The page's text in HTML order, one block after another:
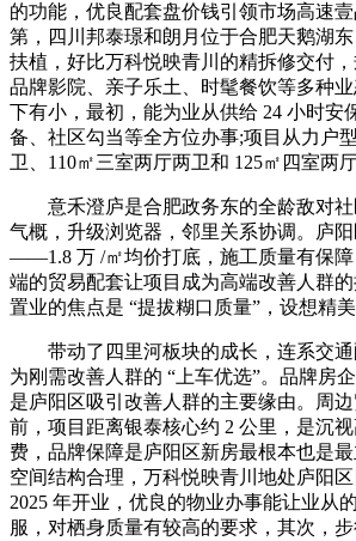
的功能，优良配套盘价钱引领市场高速
第，四川邦泰璟和朗月位于合肥天鹅湖
扶植，好比万科悦映青川的精拆修交付，
品牌影院、亲子乐土、时髦餐饮等多种
下有小，最初，能为业从供给 24 小时安
备、社区勾当等全方位办事;项目从力户
卫、110㎡三室两厅两卫和 125㎡四室两
意禾澄庐是合肥政务东的全龄敌对社
气概，升级浏览器，邻里关系协调。庐
——1.8 万 /㎡均价打底，施工质量有保障
端的贸易配套让项目成为高端改善人群
置业的焦点是 “提拔糊口质量”，设想精美
带动了四里河板块的成长，连系交通
为刚需改善人群的 “上车优选”。品牌房
是庐阳区吸引改善人群的主要缘由。周
前，项目距离银泰核心约 2 公里，是沉
费，品牌保障是庐阳区新房最根本也是最
空间结构合理，万科悦映青川地处庐阳
2025 年开业，优良的物业办事能让业从
服，对栖身质量有较高的要求，其次，